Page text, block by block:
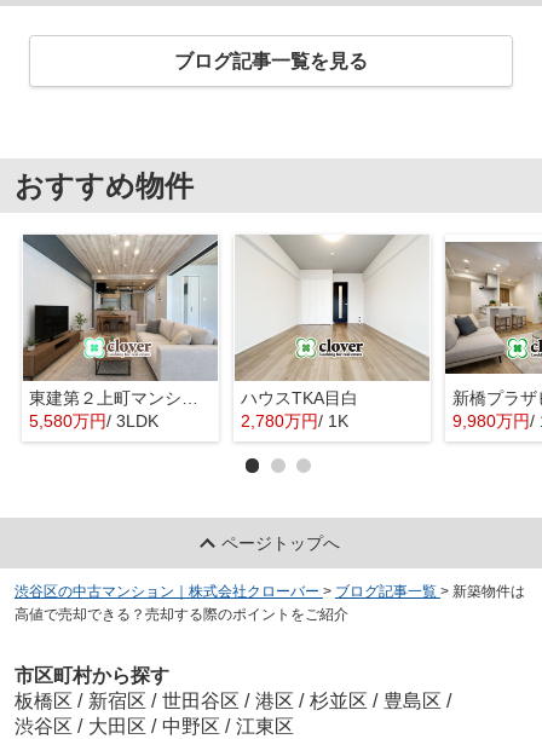
ブログ記事一覧を見る
おすすめ物件
5,580万円/ 3LDK
ハウスTKA目白
2,780万円/ 1K
新橋プラザ
9,980万円/
ページトップへ
渋谷区の中古マンション｜株式会社クローバー > ブログ記事一覧 > 新築物件は
高値で売却できる？売却する際のポイントをご紹介
市区町村から探す
板橋区 / 新宿区 / 世田谷区 / 港区 / 杉並区 / 豊島区 /
渋谷区 / 大田区 / 中野区 / 江東区